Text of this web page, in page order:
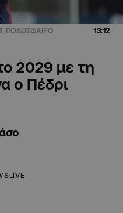
ΠΟΔΟΣΦΑΙΡΟ 13:12
2029 με τη
ο Πέδρι